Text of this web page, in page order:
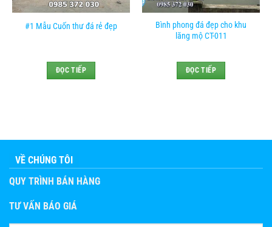
#1 Mẫu Cuốn thư đá rẻ đẹp
ĐỌC TIẾP
Bình phong đá đẹp cho khu
lăng mộ CT-011
ĐỌC TIẾP
VỀ CHÚNG TÔI
QUY TRÌNH BÁN HÀNG
TƯ VẤN BÁO GIÁ